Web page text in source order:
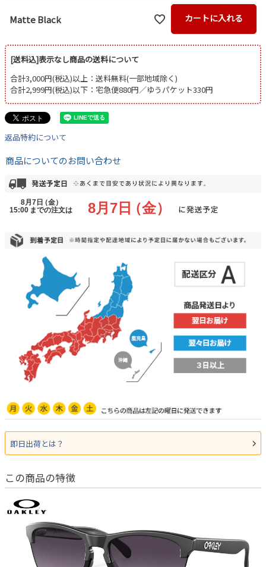
Matte Black カートに入れる
[送料込]表示なし商品の送料について
合計3,000円(税込)以上：送料無料(一部地域除く)
合計2,999円(税込)以下：宅急便880円／ゆうパケット330円
返品特約について
商品についてのお問い合わせ
即日出荷とは？
この商品の特徴